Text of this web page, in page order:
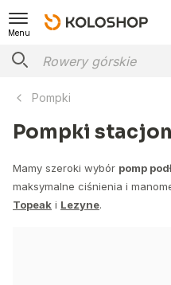
Menu
Pompki
Pompki
Mamy szeroki wybór pomp
maksymalne ciśnienia i
Topeak i Lezyne.